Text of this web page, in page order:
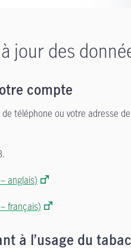
jour des
compte
téléphone ou votre adresse
anglais)
français)
à l’usage du tabac